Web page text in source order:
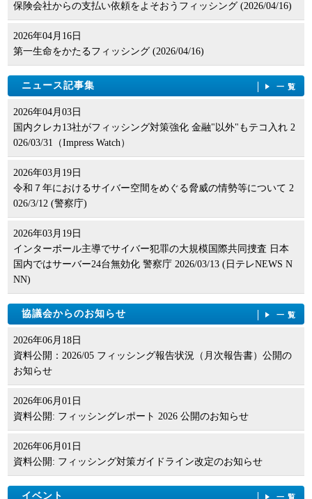
保険会社からの支払い依頼をよそおうフィッシング (2026/04/16)
2026年04月16日
第一生命をかたるフィッシング (2026/04/16)
ニュース記事集 一覧
2026年04月03日
国内クレカ13社がフィッシング対策強化 金融"以外"もテコ入れ 2
026/03/31（Impress Watch）
2026年03月19日
令和７年におけるサイバー空間をめぐる脅威の情勢等について 2
026/3/12 (警察庁)
2026年03月19日
インターポール主導でサイバー犯罪の大規模国際共同捜査 日本
国内ではサーバー24台無効化 警察庁 2026/03/13 (日テレNEWS N
NN)
協議会からのお知らせ 一覧
2026年06月18日
資料公開：2026/05 フィッシング報告状況（月次報告書）公開の
お知らせ
2026年06月01日
資料公開: フィッシングレポート 2026 公開のお知らせ
2026年06月01日
資料公開: フィッシング対策ガイドライン改定のお知らせ
イベント 一覧